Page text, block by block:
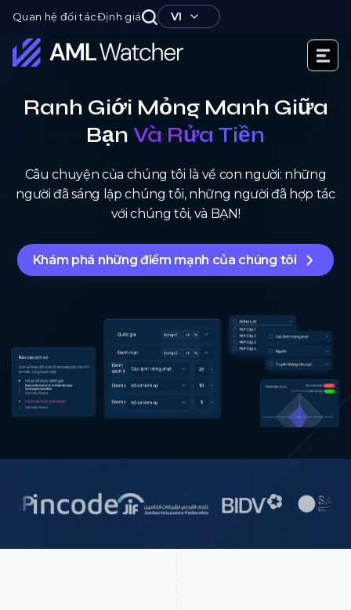
Quan hệ đối tácĐịnh giá VI
dung
Ranh Giới Mỏng Manh Giữa
Bạn Và Rửa Tiền
Câu chuyện của chúng tôi là về con người: những
người đã sáng lập chúng tôi, những người đã hợp tác
với chúng tôi, và BẠN!
Khám phá những điểm mạnh của chúng tôi